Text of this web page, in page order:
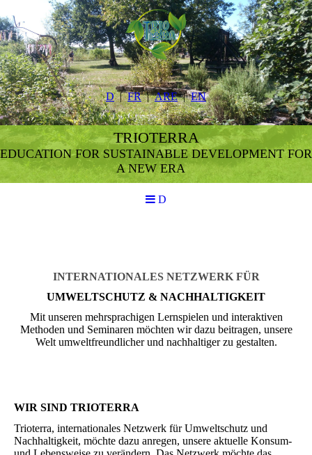
D FR ARE EN
TRIOTERRA
EDUCATION FOR SUSTAINABLE DEVELOPMENT FOR
A NEW ERA
D
INTERNATIONALES NETZWERK FÜR
UMWELTSCHUTZ & NACHHALTIGKEIT
Mit unseren mehrsprachigen Lernspielen und interaktiven
Methoden und Seminaren möchten wir dazu beitragen, unsere
Welt umweltfreundlicher und nachhaltiger zu gestalten.
WIR SIND TRIOTERRA
Trioterra, internationales Netzwerk für Umweltschutz und
Nachhaltigkeit, möchte dazu anregen, unsere aktuelle Konsum-